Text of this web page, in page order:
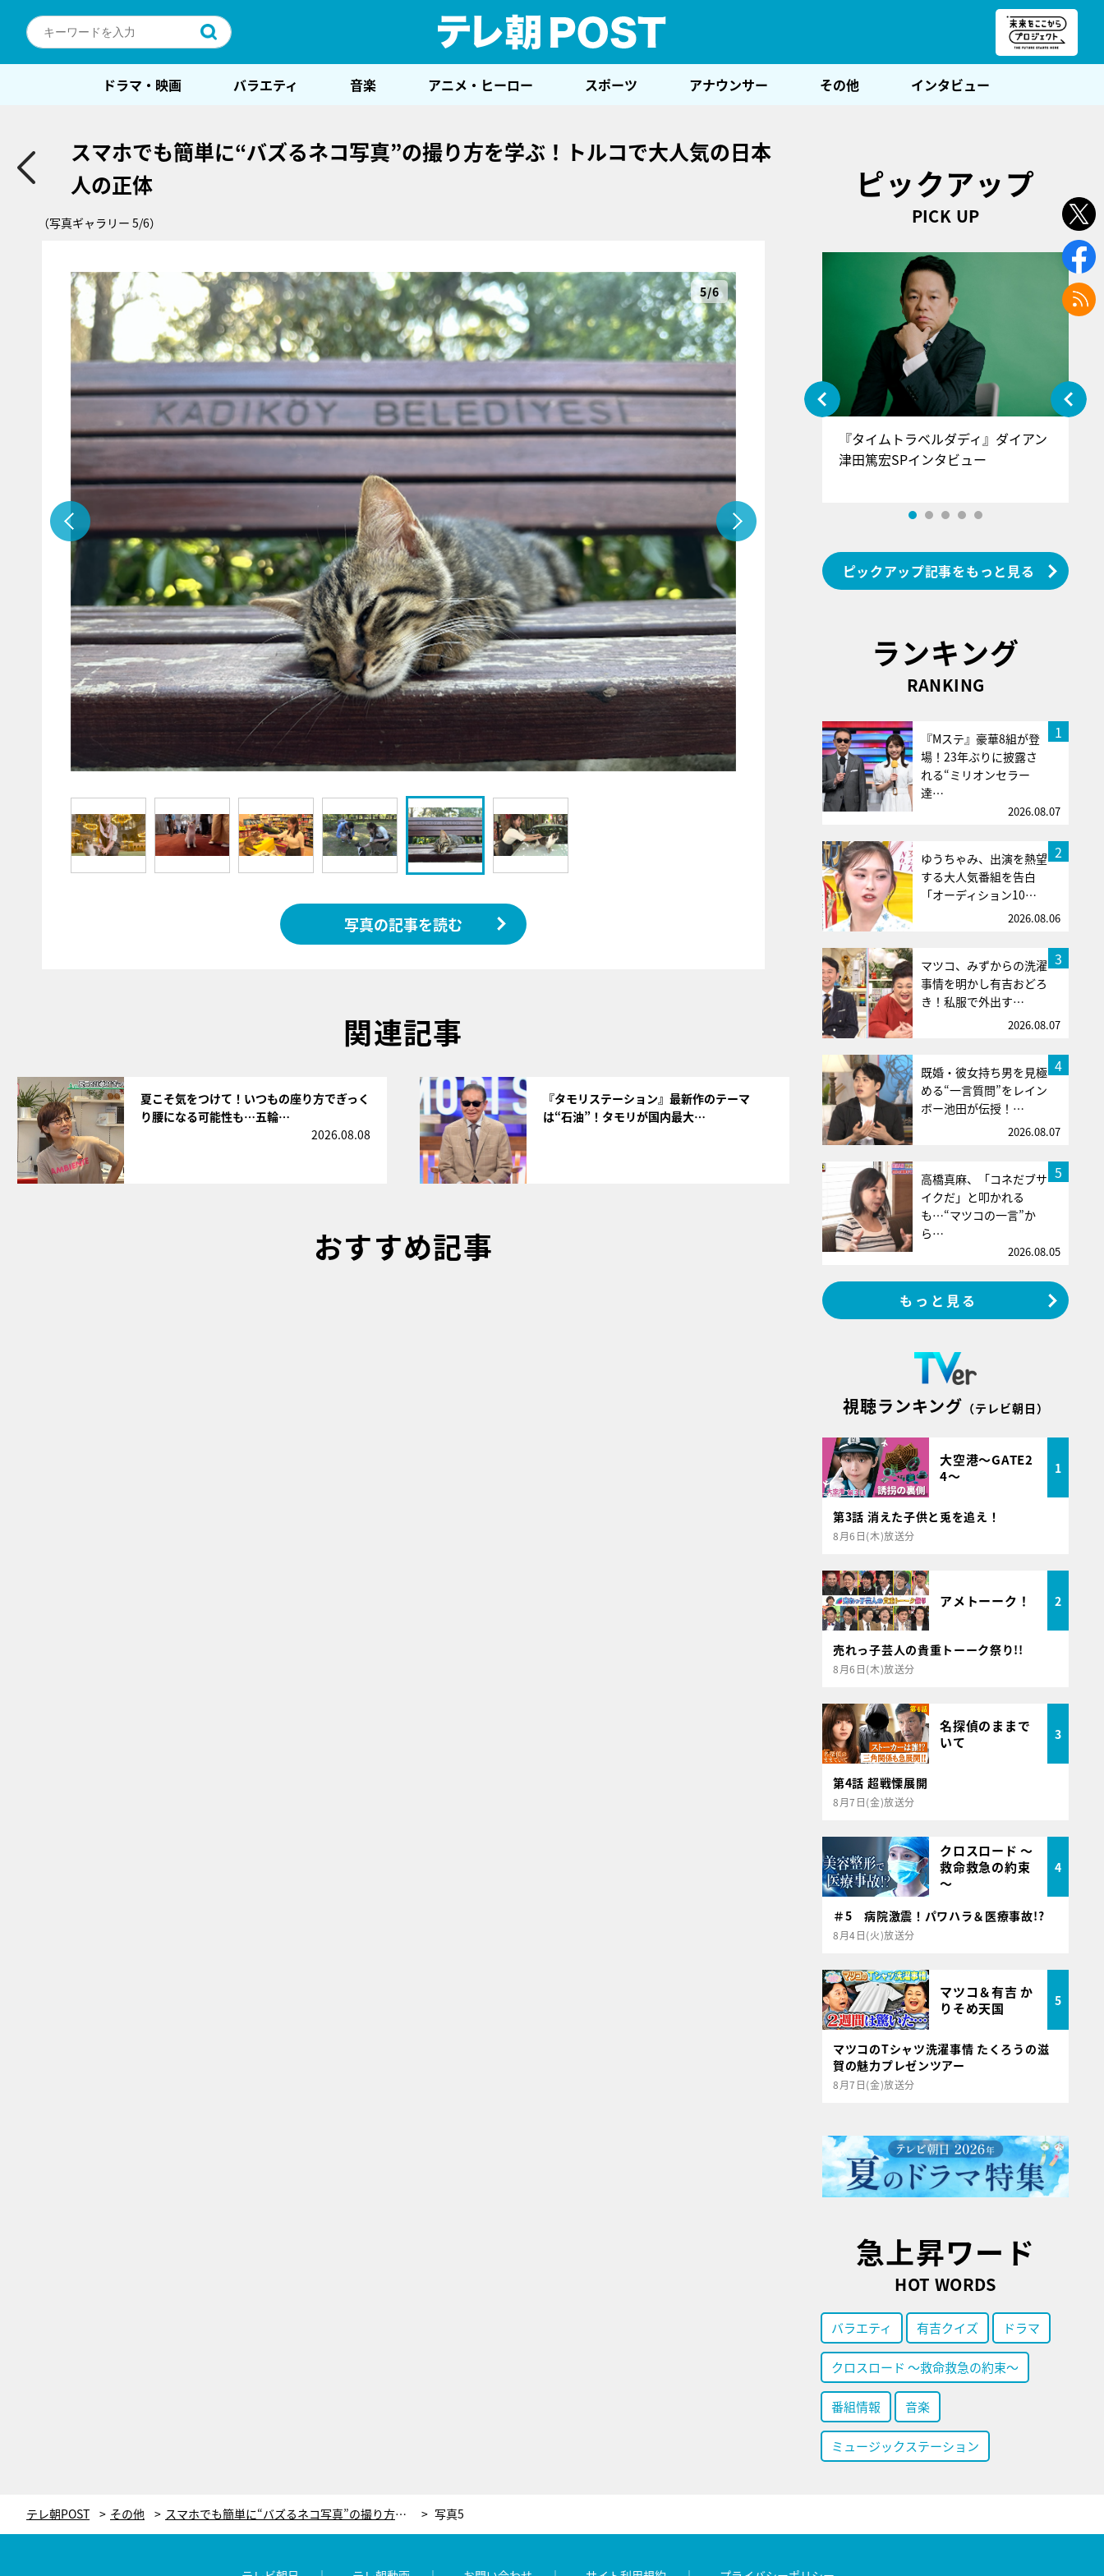
ドラマ・映画 バラエティ 音楽 アニメ・ヒーロー スポーツ アナウンサー その他 インタビュー
スマホでも簡単に“バズるネコ写真”の撮り方を学ぶ！トルコで大人気の日本
人の正体
（写真ギャラリー 5/6）
5/6
写真の記事を読む
関連記事
夏こそ気をつけて！いつもの座り方でぎっく
り腰になる可能性も…五輪…
2026.08.08
『タモリステーション』最新作のテーマ
は“石油”！タモリが国内最大…
おすすめ記事
ピックアップ
PICK UP
『アイ＝ラブ！げーみんぐ』＝LOV
ビュー
『タイムトラベルダディ』ダイアン
津田篤宏SPインタビュー
ピックアップ記事をもっと見る
ランキング
RANKING
1
『Mステ』豪華8組が登
場！23年ぶりに披露さ
れる“ミリオンセラー
達…
2026.08.07
2
ゆうちゃみ、出演を熱望
する大人気番組を告白
「オーディション10…
2026.08.06
3
マツコ、みずからの洗濯
事情を明かし有吉おどろ
き！私服で外出す…
2026.08.07
4
既婚・彼女持ち男を見極
める“一言質問”をレイン
ボー池田が伝授！…
2026.08.07
5
高橋真麻、「コネだブサ
イクだ」と叩かれる
も…“マツコの一言”か
ら…
2026.08.05
もっと見る
視聴ランキング （テレビ朝日）
大空港～GATE2
4～
1
第3話 消えた子供と兎を追え！
8月6日(木)放送分
アメトーーク！ 2
売れっ子芸人の貴重トーーク祭り!!
8月6日(木)放送分
名探偵のままで
いて
3
第4話 超戦慄展開
8月7日(金)放送分
クロスロード ～
救命救急の約束
～
4
＃5 病院激震！パワハラ＆医療事故!?
8月4日(火)放送分
マツコ＆有吉 か
りそめ天国
5
マツコのTシャツ洗濯事情 たくろうの滋
賀の魅力プレゼンツアー
8月7日(金)放送分
急上昇ワード
HOT WORDS
バラエティ 有吉クイズ ドラマ
クロスロード ～救命救急の約束～
番組情報 音楽
ミュージックステーション
テレ朝POST その他 スマホでも簡単に“バズるネコ写真”の撮り方を学ぶ！トルコで大人気の日本人の正体 写真5